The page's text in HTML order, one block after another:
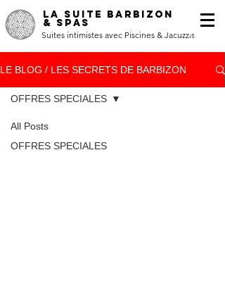
LA SUITE BARBIZON
& SPAS
Suites intimistes avec Piscines & Jacuzzis
LE BLOG / LES SECRETS DE BARBIZON
All Posts
OFFRES SPECIALES
OFFRES SPECIALES